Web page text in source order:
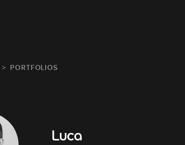
PORTFOLIOS
Luca